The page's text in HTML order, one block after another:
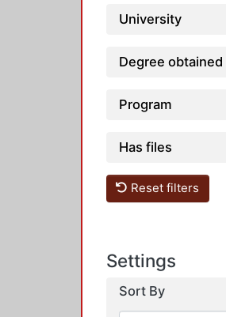
University
Degree obtained
Program
Has files
Reset filters
Settings
Sort By